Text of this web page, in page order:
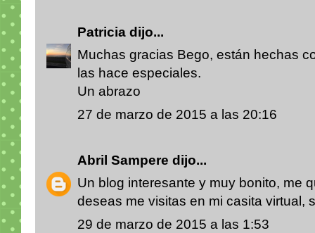
Patricia dijo...
Muchas gracias Bego, están hechas
las hace especiales.
Un abrazo
27 de marzo de 2015 a las 20:16
Abril Sampere dijo...
Un blog interesante y muy bonito, me
deseas me visitas en mi casita virtual,
29 de marzo de 2015 a las 1:53